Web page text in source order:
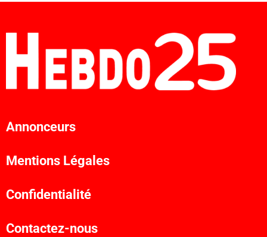
Annonceurs
Mentions Légales
Confidentialité
Contactez-nous